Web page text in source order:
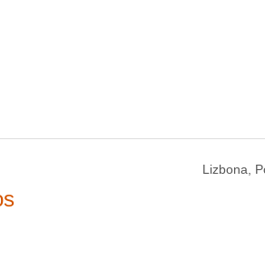
Lizbona,